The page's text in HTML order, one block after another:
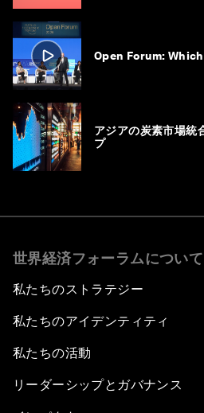
Open Forum:
アジアの炭素市場統
プ
世界経済フォーラムについて
私たちのストラテジー
私たちのアイデンティティ
私たちの活動
リーダーシップとガバナンス